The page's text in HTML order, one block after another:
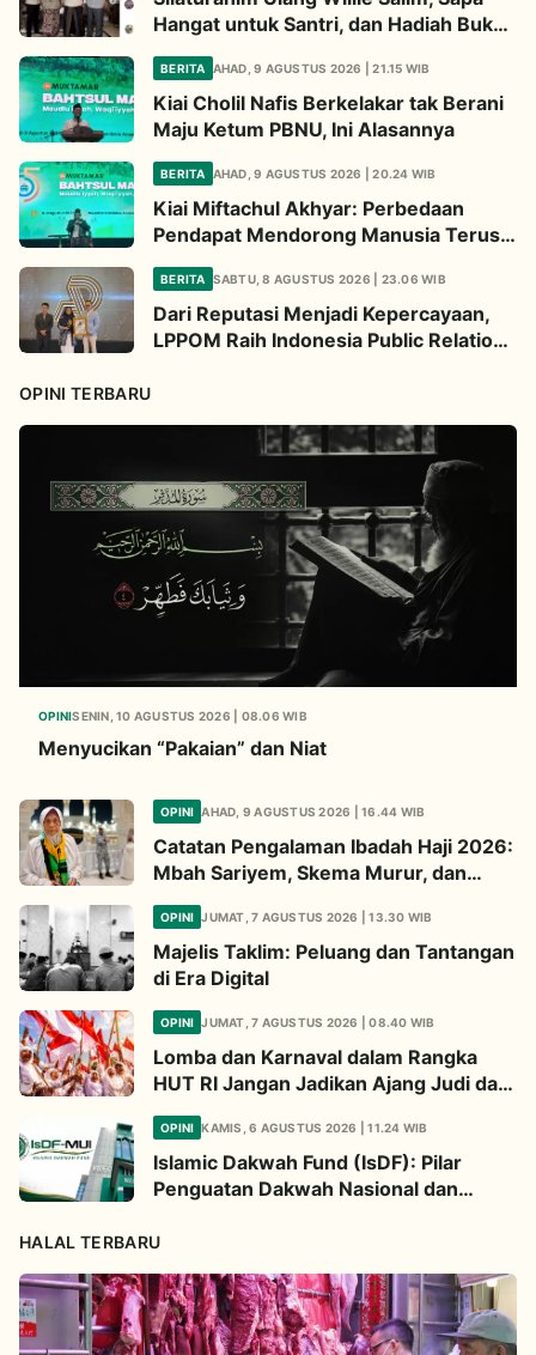
Hangat untuk Santri, dan Hadiah Buku
dari Kiai
BERITA AHAD, 9 AGUSTUS 2026 | 21.15 WIB
Kiai Cholil Nafis Berkelakar tak Berani
Maju Ketum PBNU, Ini Alasannya
BERITA AHAD, 9 AGUSTUS 2026 | 20.24 WIB
Kiai Miftachul Akhyar: Perbedaan
Pendapat Mendorong Manusia Terus
Berpikir Cari Solusi
BERITA SABTU, 8 AGUSTUS 2026 | 23.06 WIB
Dari Reputasi Menjadi Kepercayaan,
LPPOM Raih Indonesia Public Relations
OPINI TERBARU
OPINISENIN, 10 AGUSTUS 2026 | 08.06 WIB
Menyucikan “Pakaian” dan Niat
OPINI AHAD, 9 AGUSTUS 2026 | 16.44 WIB
Catatan Pengalaman Ibadah Haji 2026:
Mbah Sariyem, Skema Murur, dan
OPINI JUMAT, 7 AGUSTUS 2026 | 13.30 WIB
Majelis Taklim: Peluang dan Tantangan
di Era Digital
OPINI JUMAT, 7 AGUSTUS 2026 | 08.40 WIB
Lomba dan Karnaval dalam Rangka
HUT RI Jangan Jadikan Ajang Judi dan
OPINI KAMIS, 6 AGUSTUS 2026 | 11.24 WIB
Islamic Dakwah Fund (IsDF): Pilar
Penguatan Dakwah Nasional dan
HALAL TERBARU